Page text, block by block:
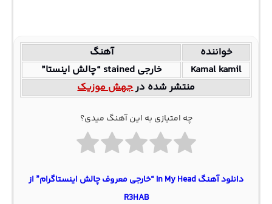
خواننده
آهنگ
Kamal kamil
خارجی stained “چالش اینستا”
منتشر شده درجهش موزیک
چه امتیازی به این آهنگ میدی؟
دانلود آهنگ In My Head “خارجی معروف چالش اینستاگرام” از
R3HAB